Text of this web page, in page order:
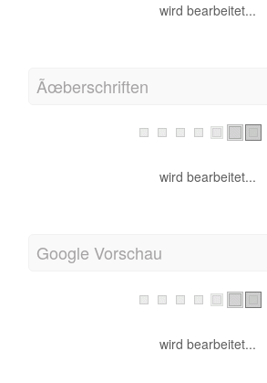
wird bearbeitet...
Ãœberschriften
wird bearbeitet...
Google Vorschau
wird bearbeitet...